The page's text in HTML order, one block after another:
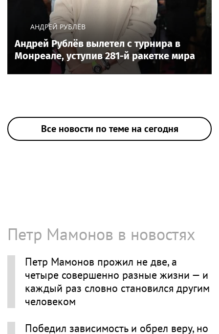
АНДРЕЙ РУБЛЁВ
Андрей Рублёв вылетел с турнира в
Монреале, уступив 281-й ракетке мира
Все новости по теме на сегодня
Петр Мамонов в новостях
Петр Мамонов прожил не две, а
четыре совершенно разные жизни — и
каждый раз словно становился другим
человеком
Победил зависимость и обрел веру, но